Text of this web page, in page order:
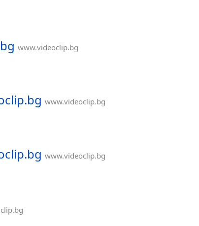
www.videoclip.bg
www.videoclip.bg
www.videoclip.bg